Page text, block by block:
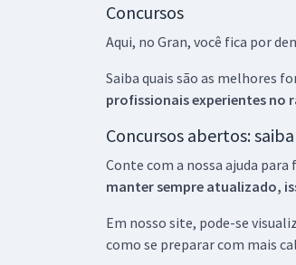
Concursos
Aqui, no Gran, você fica por
Saiba quais são as melhores
profissionais experientes no
Concursos abertos:
Conte com a nossa ajuda para
manter sempre atualizado,
Em nosso site, pode-se
como se preparar com mais